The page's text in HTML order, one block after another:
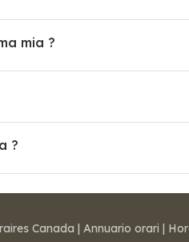
mia ?
?
Canada | Annuario orari |